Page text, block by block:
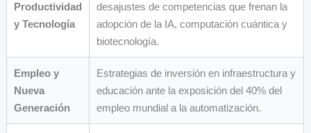
Productividad
y Tecnología
desajustes de competencias que frenan la
adopción de la IA, computación cuántica y
biotecnología.
Empleo y
Nueva
Generación
Estrategias de inversión en infraestructura y
educación ante la exposición del 40% del
empleo mundial a la automatización.